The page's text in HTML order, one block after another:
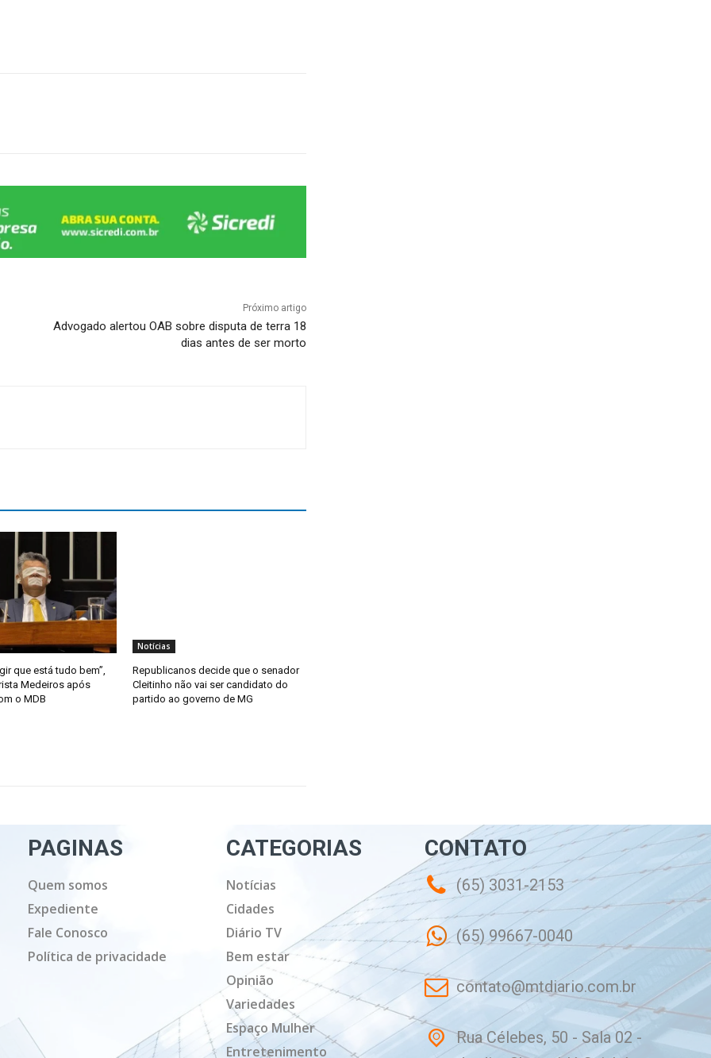
Próximo artigo
Advogado alertou OAB sobre disputa de terra 18
dias antes de ser morto
que está tudo bem”,
Medeiros após
o MDB
Notícias
Republicanos decide que o senador
Cleitinho não vai ser candidato do
partido ao governo de MG
PAGINAS
Quem somos
Expediente
Fale Conosco
Política de privacidade
CATEGORIAS
Notícias
Cidades
Diário TV
Bem estar
Opinião
Variedades
Espaço Mulher
Entretenimento
CONTATO
(65) 3031-2153
(65) 99667-0040
contato@mtdiario.com.br
Rua Célebes, 50 - Sala 02 -